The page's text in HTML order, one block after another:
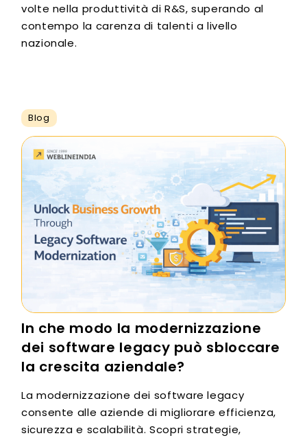
volte nella produttività di R&S, superando al
contempo la carenza di talenti a livello
nazionale.
Blog
In che modo la modernizzazione
dei software legacy può sbloccare
la crescita aziendale?
La modernizzazione dei software legacy
consente alle aziende di migliorare efficienza,
sicurezza e scalabilità. Scopri strategie,